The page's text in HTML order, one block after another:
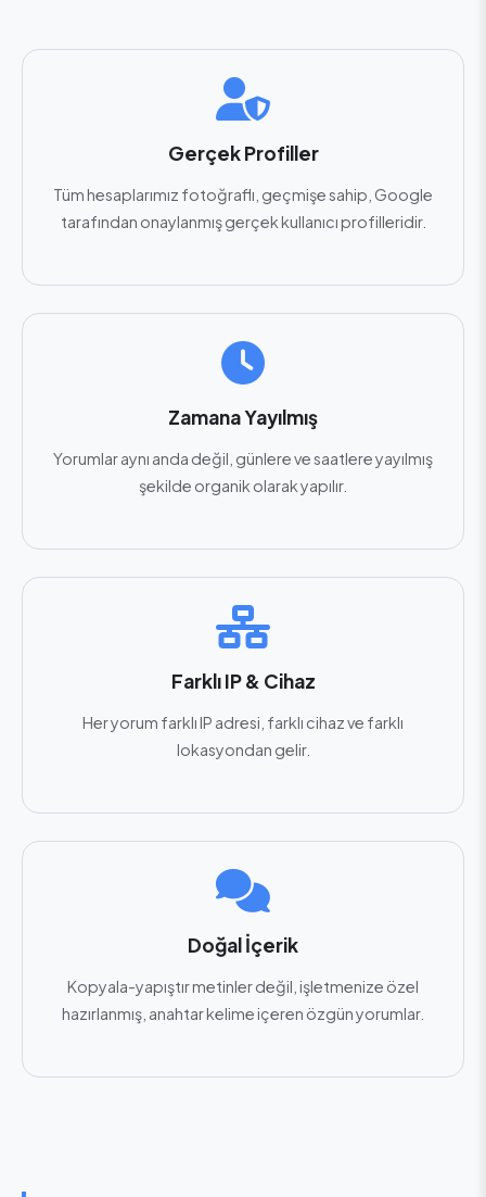
Gerçek Profiller
Tüm hesaplarımız fotoğraflı, geçmişe sahip, Google
tarafından onaylanmış gerçek kullanıcı profilleridir.
Zamana Yayılmış
Yorumlar aynı anda değil, günlere ve saatlere yayılmış
şekilde organik olarak yapılır.
Farklı IP & Cihaz
Her yorum farklı IP adresi, farklı cihaz ve farklı
lokasyondan gelir.
Doğal İçerik
Kopyala-yapıştır metinler değil, işletmenize özel
hazırlanmış, anahtar kelime içeren özgün yorumlar.